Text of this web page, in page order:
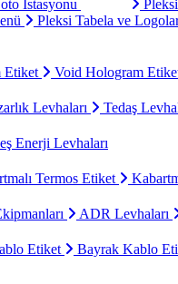
İstasyonu
Pleksi Tabela ve
Etiket Void Hologram
Levhaları Tedaş
Enerji Levhaları
Termos Etiket
ADR Levhaları
Etiket Bayrak Kablo